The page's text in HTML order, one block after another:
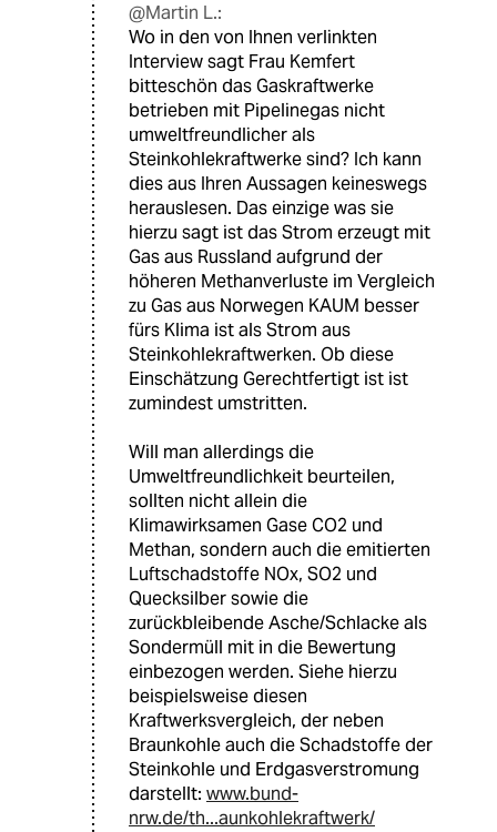
@Martin L.:
Wo in den von Ihnen verlinkten
Interview sagt Frau Kemfert
bitteschön das Gaskraftwerke
betrieben mit Pipelinegas nicht
umweltfreundlicher als
Steinkohlekraftwerke sind? Ich kann
dies aus Ihren Aussagen keineswegs
herauslesen. Das einzige was sie
hierzu sagt ist das Strom erzeugt mit
Gas aus Russland aufgrund der
höheren Methanverluste im Vergleich
zu Gas aus Norwegen KAUM besser
fürs Klima ist als Strom aus
Steinkohlekraftwerken. Ob diese
Einschätzung Gerechtfertigt ist ist
zumindest umstritten.
Will man allerdings die
Umweltfreundlichkeit beurteilen,
sollten nicht allein die
Klimawirksamen Gase CO2 und
Methan, sondern auch die emitierten
Luftschadstoffe NOx, SO2 und
Quecksilber sowie die
zurückbleibende Asche/Schlacke als
Sondermüll mit in die Bewertung
einbezogen werden. Siehe hierzu
beispielsweise diesen
Kraftwerksvergleich, der neben
Braunkohle auch die Schadstoffe der
Steinkohle und Erdgasverstromung
darstellt: www.bund-
nrw.de/th...aunkohlekraftwerk/